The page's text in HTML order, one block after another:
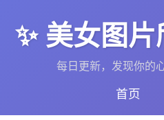
✨ 美女图片
每日更新，发现你的
首页